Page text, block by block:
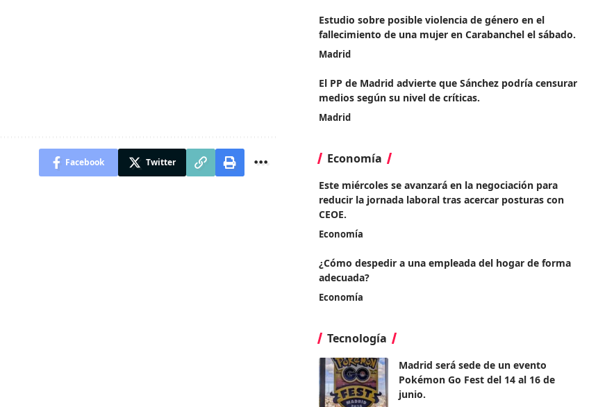
Facebook Twitter
Estudio sobre posible violencia de género en el
fallecimiento de una mujer en Carabanchel el sábado.
Madrid
El PP de Madrid advierte que Sánchez podría censurar
medios según su nivel de críticas.
Madrid
Economía
Este miércoles se avanzará en la negociación para
reducir la jornada laboral tras acercar posturas con
CEOE.
Economía
¿Cómo despedir a una empleada del hogar de forma
adecuada?
Economía
Tecnología
Madrid será sede de un evento
Pokémon Go Fest del 14 al 16 de
junio.